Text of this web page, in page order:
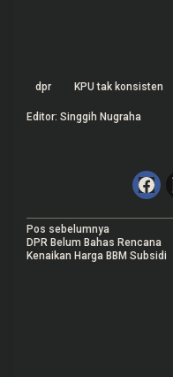
dpr KPU tak konsisten
Editor: Singgih Nugraha
N
a
Pos sebelumnya
DPR Belum Bahas Rencana
Kenaikan Harga BBM Subsidi